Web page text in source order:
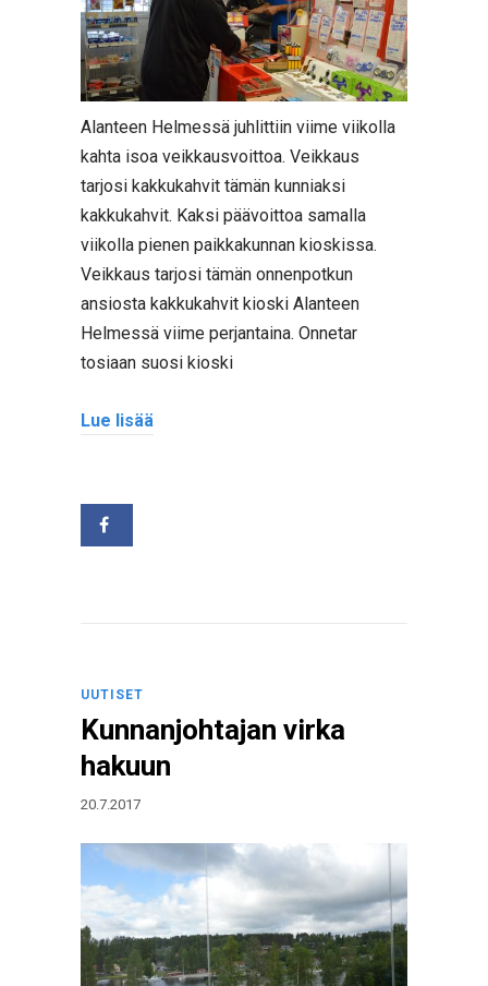
Alanteen Helmessä juhlittiin viime viikolla
kahta isoa veikkausvoittoa. Veikkaus
tarjosi kakkukahvit tämän kunniaksi
kakkukahvit. Kaksi päävoittoa samalla
viikolla pienen paikkakunnan kioskissa.
Veikkaus tarjosi tämän onnenpotkun
ansiosta kakkukahvit kioski Alanteen
Helmessä viime perjantaina. Onnetar
tosiaan suosi kioski
Lue lisää
UUTISET
Kunnanjohtajan virka
hakuun
20.7.2017